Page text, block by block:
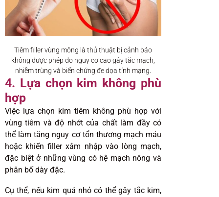
Tiêm filler vùng mông là thủ thuật bị cảnh báo
không được phép do nguy cơ cao gây tắc mạch,
nhiễm trùng và biến chứng đe dọa tính mạng.
4. Lựa chọn kim không phù
hợp
Việc lựa chọn kim tiêm không phù hợp với
vùng tiêm và độ nhớt của chất làm đầy có
thể làm tăng nguy cơ tổn thương mạch máu
hoặc khiến filler xâm nhập vào lòng mạch,
đặc biệt ở những vùng có hệ mạch nông và
phân bố dày đặc.
Cụ thể, nếu kim quá nhỏ có thể gây tắc kim,